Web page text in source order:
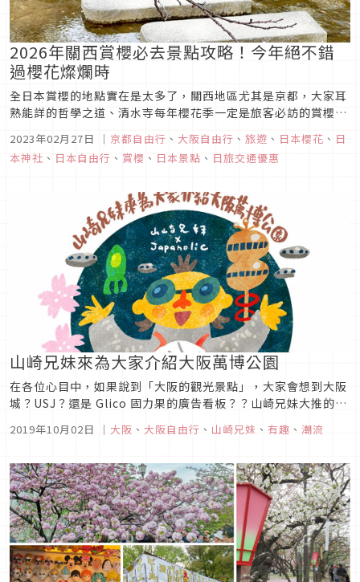
2026年關西賞櫻必去景點攻略！今年絕不錯
過櫻花燦爛時
全日本賞櫻的地點實在是太多了，關西地區尤其是京都，大家耳
熟能詳的哲學之道、清水寺每年櫻花季一定是旅客必訪的賞櫻景
點。針對關西地區，Japaholic編輯部特別整理了一些之前去
過，覺得特別漂亮而且比較不一樣的賞櫻景點推薦給大家，有機
會的話，一定要去日本賞一次櫻花，因為實在是真的太美麗了！
2023年02月27日 ｜ 京都自由行 、 大阪自由行 、 旅遊 、 日本櫻花 、 日
本神社 、 日本自由行 、 賞櫻 、 日本景點 、 日旅交通優惠
山崎兄妹來為大家介紹大阪萬博公園
在各位心目中，如果說到「大阪的觀光景點」，大家會想到大阪
城？USJ？還是 Glico 固力果的廣告看板？？山崎兄妹大推的大
30 分鐘左右即可抵達的鄰近地區，即便如此，就算是曾多次到
萬博紀...
2019年10月02日 ｜ 大阪 、 大阪自由行 、 山崎兄妹 、 有趣 、 潮流